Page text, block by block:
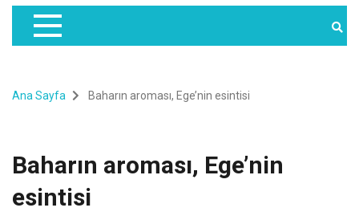
Ana Sayfa Baharın aroması, Ege’nin esintisi
Baharın aroması, Ege’nin
esintisi